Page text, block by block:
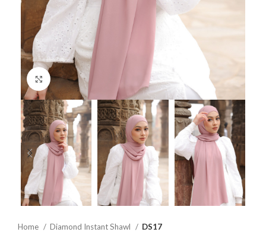
Click to enlarge
Home Diamond Instant Shawl DS17